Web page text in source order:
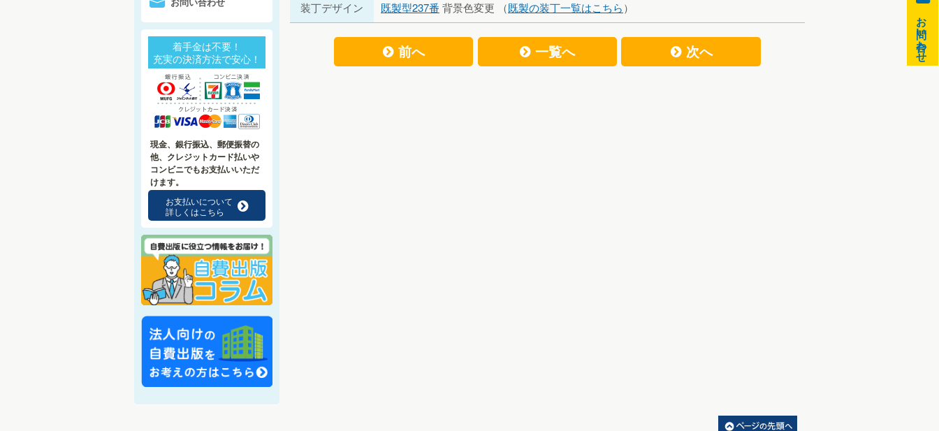
装丁デザイン 既製型237番 背景色変更 （既製の装丁一覧はこちら）
f 前へ f 一覧へ f 次へ
着手金は不要！
充実の決済方法で安心！
現金、銀行振込、郵便振替の
他、クレジットカード払いや
コンビニでもお支払いいただ
けます。
お支払いについて
詳しくはこちら
f
お問い合わせ